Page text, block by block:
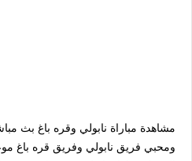
ومحبي فريق نابولي وفريق قره باغ